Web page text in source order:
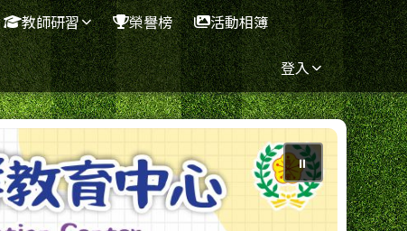
教師研習 榮譽榜 活動相簿
登入
⏸